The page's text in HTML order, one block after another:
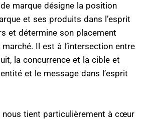
marque désigne la position
et ses produits dans l’esprit
et détermine son placement
Il est à l’intersection entre
la concurrence et la cible et
et le message dans l’esprit
nous tient particulièrement à cœur